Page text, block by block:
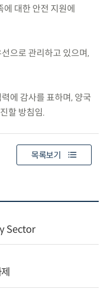
에 대한 안전 지원에
으로 관리하고 있으며,
에 감사를 표하며, 양국
할 방침임.
목록보기
Sector